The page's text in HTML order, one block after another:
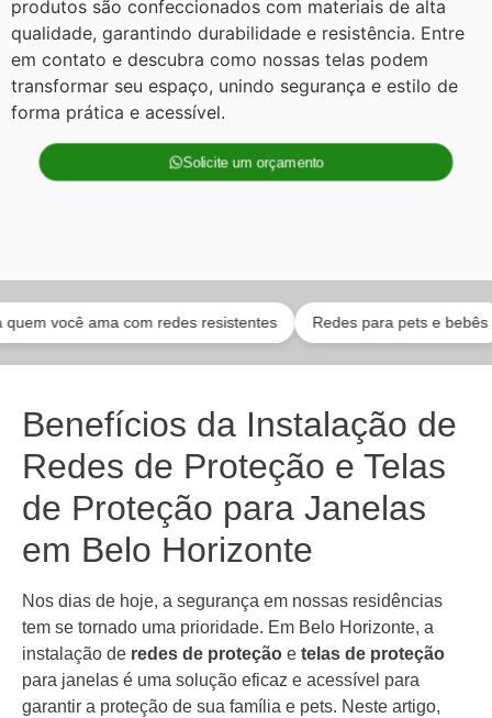
produtos são confeccionados com materiais de alta
qualidade, garantindo durabilidade e resistência. Entre
em contato e descubra como nossas telas podem
transformar seu espaço, unindo segurança e estilo de
forma prática e acessível.
Solicite um orçamento
ama com redes resistentes Redes para pets e bebês
Benefícios da Instalação de
Redes de Proteção e Telas
de Proteção para Janelas
em Belo Horizonte
Nos dias de hoje, a segurança em nossas residências
tem se tornado uma prioridade. Em Belo Horizonte, a
instalação de redes de proteção e telas de proteção
para janelas é uma solução eficaz e acessível para
garantir a proteção de sua família e pets. Neste artigo,